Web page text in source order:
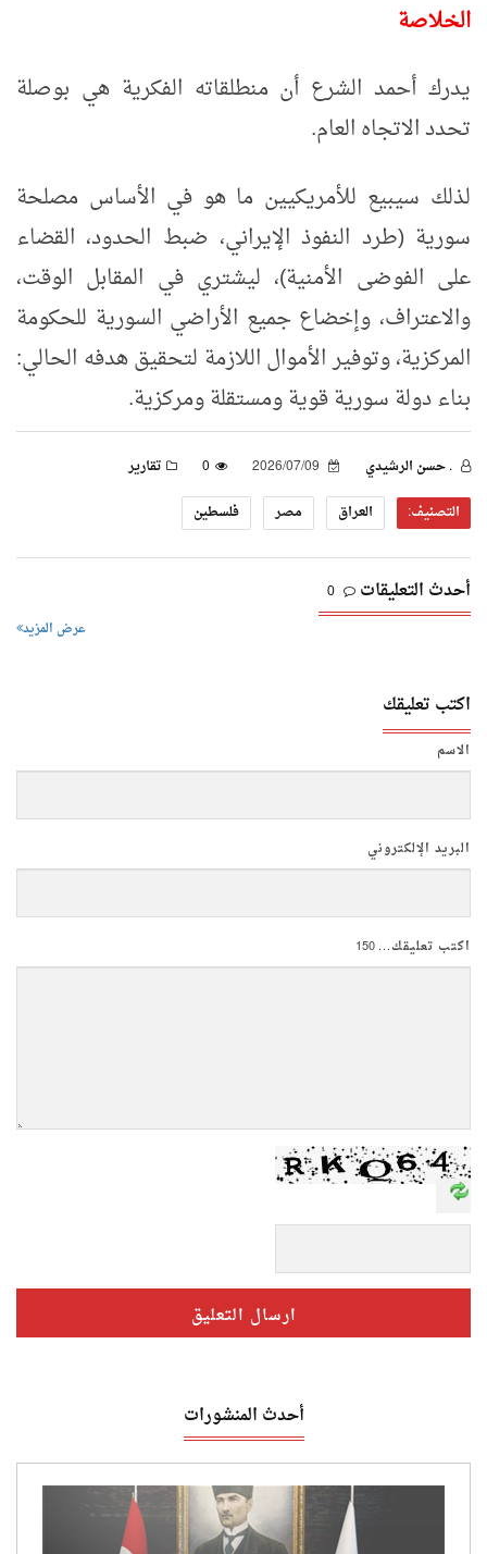
الخلاصة
يدرك أحمد الشرع أن منطلقاته الفكرية هي بوصلة
تحدد الاتجاه العام.
لذلك سيبيع للأمريكيين ما هو في الأساس مصلحة
سورية (طرد النفوذ الإيراني، ضبط الحدود، القضاء
على الفوضى الأمنية)، ليشتري في المقابل الوقت،
والاعتراف، وإخضاع جميع الأراضي السورية للحكومة
المركزية، وتوفير الأموال اللازمة لتحقيق هدفه الحالي:
بناء دولة سورية قوية ومستقلة ومركزية.
. حسن الرشيدي 0
تقارير
التصنيف:
العراق مصر فلسطين
أحدث التعليقات 0
عرض المزيد
اكتب تعليقك
الاسم
البريد الإلكتروني
اكتب تعليقك...150
أحدث المنشورات